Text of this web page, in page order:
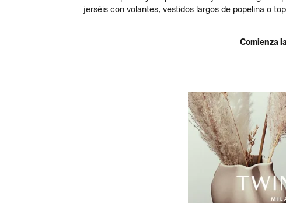
jerséis con volantes, vestidos largos de popelina o
Comienza